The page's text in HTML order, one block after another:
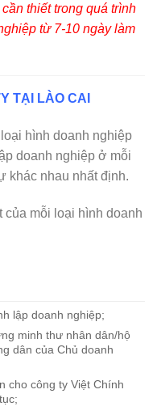
thiết trong quá trình
từ 7-10 ngày làm
TẠI LÀO CAI
hình doanh nghiệp
doanh nghiệp ở mỗi
khác nhau nhất định.
của mỗi loại hình doanh
lập doanh nghiệp;
minh thư nhân dân/hộ
dân của Chủ doanh
cho công ty Việt Chính